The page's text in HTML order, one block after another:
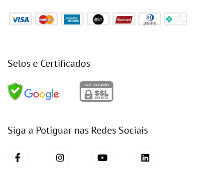
Selos e Certificados
Siga a Potiguar nas Redes Sociais